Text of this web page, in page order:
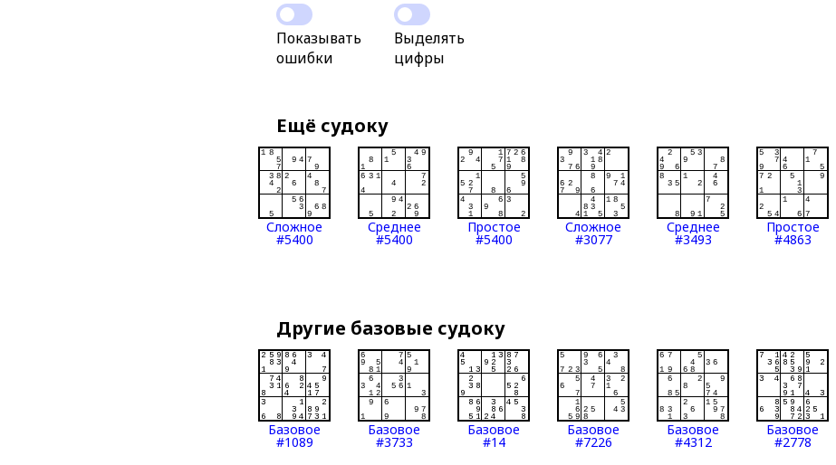
Показывать
ошибки
Выделять
цифры
Ещё судоку
Сложное
#5400
Среднее
#5400
Простое
#5400
Сложное
#3077
Среднее
#3493
Простое
#4863
Другие базовые судоку
Базовое
#1089
Базовое
#3733
Базовое
#14
Базовое
#7226
Базовое
#4312
Базовое
#2778